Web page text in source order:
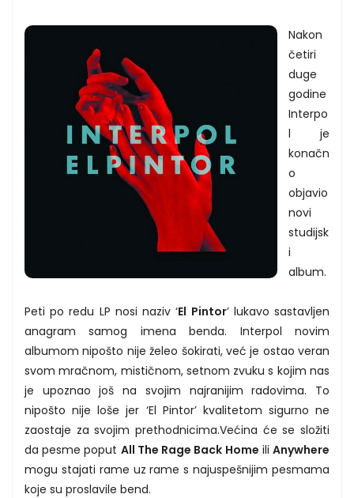
Nakon
četiri
duge
godine
Interpo
l je
konačn
o
objavio
novi
studijsk
i
album.
Peti po redu LP nosi naziv ‘El Pintor’ lukavo sastavljen
anagram samog imena benda. Interpol novim
albumom nipošto nije želeo šokirati, već je ostao veran
svom mračnom, mističnom, setnom zvuku s kojim nas
je upoznao još na svojim najranijim radovima. To
nipošto nije loše jer ‘El Pintor’ kvalitetom sigurno ne
zaostaje za svojim prethodnicima.Većina će se složiti
da pesme poput All The Rage Back Home iliAnywhere
mogu stajati rame uz rame s najuspešnijim pesmama
koje su proslavile bend.